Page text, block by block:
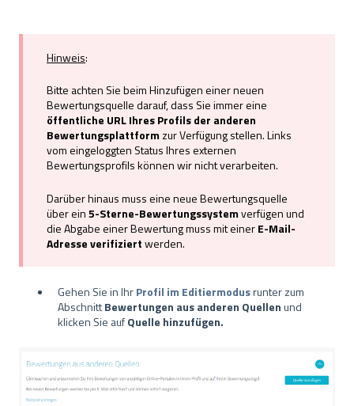
Hinweis:
Bitte achten Sie beim Hinzufügen einer neuen
Bewertungsquelle darauf, dass Sie immer eine
öffentliche URL Ihres Profils der anderen
Bewertungsplattformzur Verfügung stellen. Links
vom eingeloggten Status Ihres externen
Bewertungsprofils können wir nicht verarbeiten.
Darüber hinaus muss eine neue Bewertungsquelle
über ein5-Sterne-Bewertungssystemverfügen und
die Abgabe einer Bewertung muss mit einerE-Mail-
Adresse verifiziertwerden.
Gehen Sie in IhrProfil im Editiermodusrunter zum
AbschnittBewertungen aus anderen Quellenund
klicken Sie aufQuelle hinzufügen.